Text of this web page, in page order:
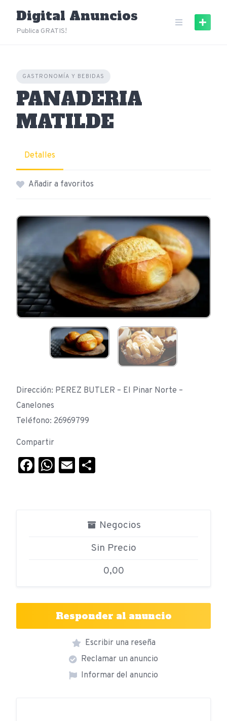
content
Digital Anuncios
Publica GRATIS!
GASTRONOMÍA Y BEBIDAS
PANADERIA
MATILDE
Detalles
Añadir a favoritos
Dirección: PEREZ BUTLER – El Pinar Norte –
Canelones
Teléfono: 26969799
Compartir
Facebook
WhatsApp
Email
Negocios
Sin Precio
0,00
Responder al anuncio
Escribir una reseña
Reclamar un anuncio
Informar del anuncio